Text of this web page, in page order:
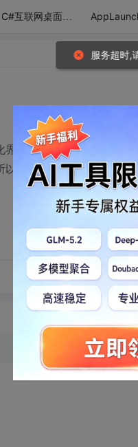
C#互联网桌面应用
面来实现，就好比工作
不是很清楚，有谁可以
转发到动态 举报
服务超时,